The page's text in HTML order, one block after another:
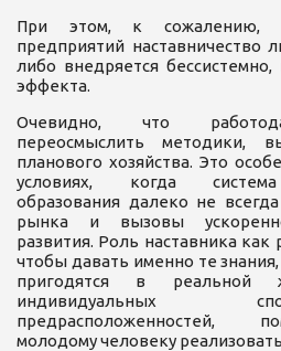
При этом, к сожалению,
предприятий наставничество
либо внедряется
эффекта.
Очевидно, что
переосмыслить методики,
планового хозяйства. Это
условиях, когда система
образования далеко не
рынка и вызовы
развития. Роль наставника как
чтобы давать именно те
пригодятся в
индивидуальных
предрасположенностей,
молодому человеку